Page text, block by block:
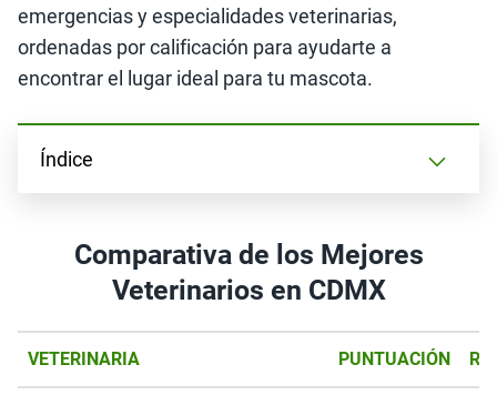
emergencias y especialidades veterinarias,
ordenadas por calificación para ayudarte a
encontrar el lugar ideal para tu mascota.
Índice
Comparativa de los Mejores
Veterinarios en CDMX
VETERINARIA PUNTUACIÓN